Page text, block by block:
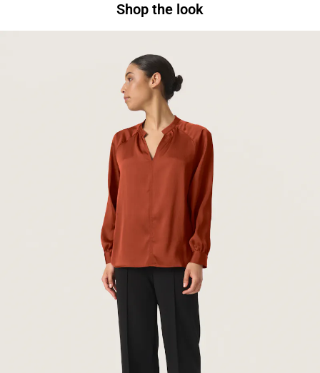
Shop the look